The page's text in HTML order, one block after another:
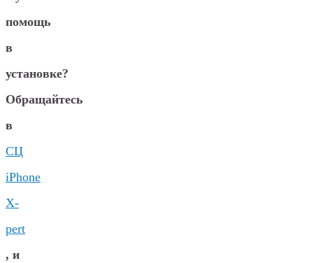
помощь
в
установке?
Обращайтесь
в
СЦ
iPhone
X-
pert
, и